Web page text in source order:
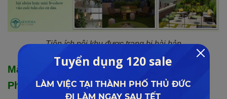
Tiện ích nội khu được trang bị bài bản
Mặt bằng dự án Sentosa Sky Park Hải
Phòng ra sao?